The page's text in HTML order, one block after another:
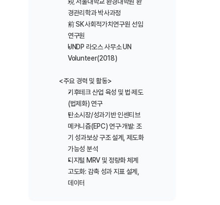
경관리학과 박사과정
前 SK사회적가치연구원 선임
연구원
UNDP 라오스 사무소 UN
Volunteer(2018)
<주요 경력 및 활동>
기후테크 산업 육성 및 법·제도
(법제화) 연구
탄소시장/성과기반 인센티브
메커니즘(EPC) 연구·개발: 조
기 성과보상 구조 설계, 제도화
가능성 분석
디지털 MRV 및 정량화 체계
고도화: 감축 성과 지표 설계,
데이터